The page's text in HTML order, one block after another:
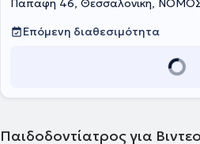
Παπάφη 46, Θεσσαλονίκη,
Επόμενη διαθεσιμότητα
Παιδοδοντίατρος για